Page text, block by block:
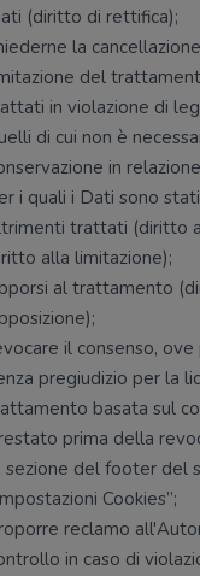
(diritto di rettifica);
la
del
in violazione di
di cui non è
in
i quali i Dati sono
trattati (diritto
alla limitazione);
al trattamento
il consenso,
pregiudizio per la
basata sul
prima della
sezione del footer del
Cookies”;
reclamo
in caso di